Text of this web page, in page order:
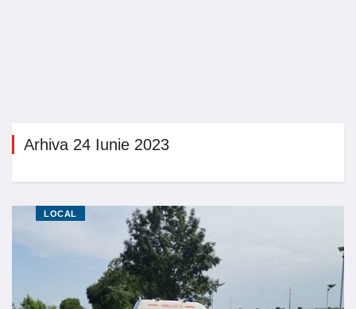
Arhiva 24 Iunie 2023
LOCAL